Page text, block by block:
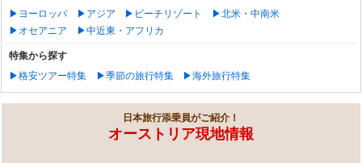
▶ヨーロッパ
▶アジア ▶ビーチリゾート
▶北米・中南米
▶オセアニア
▶中近東・アフリカ
特集から探す
▶格安ツアー特集
▶季節の旅行特集 ▶海外旅行特集
日本旅行添乗員がご紹介！
オーストリア現地情報